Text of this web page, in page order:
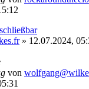
» 12.07.2024,
von